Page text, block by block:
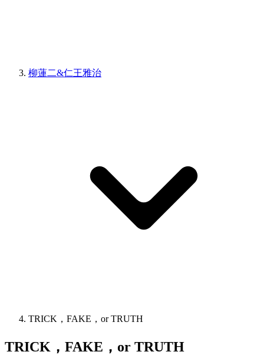
柳蓮二&仁王雅治
TRICK，FAKE，or TRUTH
TRICK，FAKE，or TRUTH